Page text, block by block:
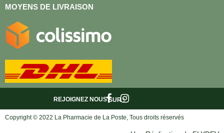
MOYENS DE LIVRAISON
SUR :
REJOIGNEZ NOUS
Copyright © 2022 La Pharmacie de La Poste, Tous droits réservés